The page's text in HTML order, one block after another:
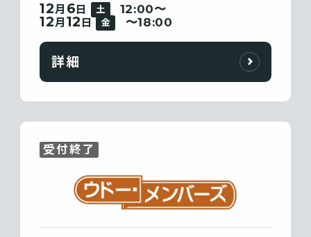
12月 6 日 土 12:00〜
12月 12 日 金 〜18:00
詳細
受付終了